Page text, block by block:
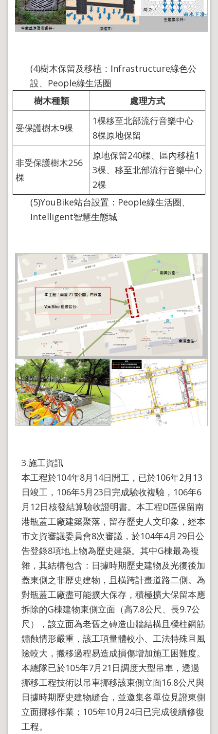
(4)樹木保留及移植：Infrastructure綠色公
設、People綠生活圈
樹木種類
處理方式
受保護樹木9棵
1棵移至北部流行音樂中心
8棵原地保留
非受保護樹木256
棵
原地保留240棵、區內移植1
3棵、移至北部流行音樂中心
2棵
(5)YouBike站台設置：People綠生活圈、
Intelligent智慧生態城
3.施工資訊
本工程於104年8月14日開工，已於106年2月13
日竣工，106年5月23日完成驗收複驗，106年6
月12日核發結算驗收證明書。本工程D區保留南
港瓶蓋工廠建築聚落，留存歷史人文印象，經本
市文資審議委員會8次審議，於104年4月29日公
告登錄8項地上物為歷史建築。其中G棟最為複
雜，其結構包含：日據時期歷史建物及光復後加
蓋東側之非歷史建物，且橫跨計畫道路二側。為
對瓶蓋工廠盡可能擴大保存，積極擴大保留本應
拆除的G棟建物東側立面（高7.8公尺、長9.7公
尺），該立面為老舊之磚造山牆結構且樑柱鋼筋
鏽蝕情形嚴重，該工項量體較小、工法特殊且風
險較大，搬移過程易造成損傷增加施工困難度。
本總隊已於105年7月21日調度大型吊車，透過
挪移工程技術以吊車挪移該東側立面16.8公尺與
日據時期歷史建物縫合，並邀集各單位見證東側
立面挪移作業；105年10月24日已完成後續修復
工程。